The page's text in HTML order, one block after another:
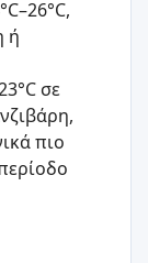
ή
σε
πιο